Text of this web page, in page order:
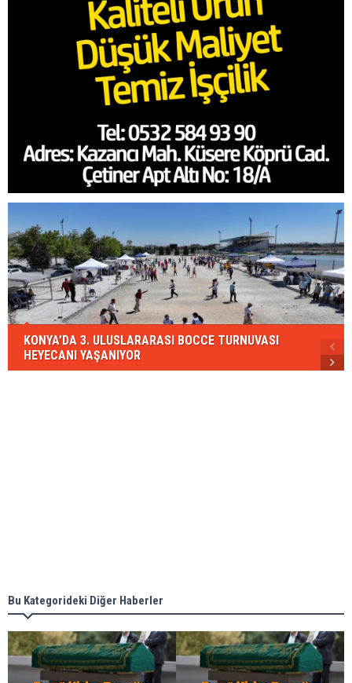
KONYA’DA 3. ULUSLARARASI BOCCE TURNUVASI
HEYECANI YAŞANIYOR
Bu Kategorideki Diğer Haberler